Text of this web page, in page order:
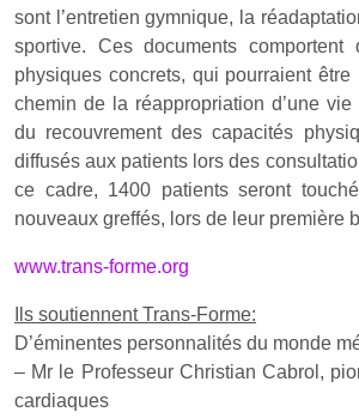
sont l’entretien gymnique, la
sportive. Ces documents comportent
physiques concrets, qui pourraient
chemin de la réappropriation d’une
du recouvrement des capacités
diffusés aux patients lors des
ce cadre, 1400 patients seront
nouveaux greffés, lors de leur première
www.trans-forme.org
Ils soutiennent Trans-Forme:
D’éminentes personnalités du monde
– Mr le Professeur Christian Cabrol,
cardiaques